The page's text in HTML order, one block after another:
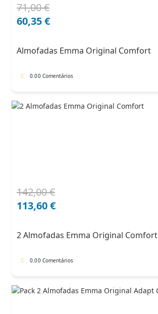
71,00€
O
preço
71,00 €.
60,35€
O
preço
60,35 €.
Almofadas Emma Original Comfort
0.00 Comentários
142,00€
O
preço
142,00 €.
113,60€
O
preço
113,60 €.
2 Almofadas Emma Original Comfort
0.00 Comentários